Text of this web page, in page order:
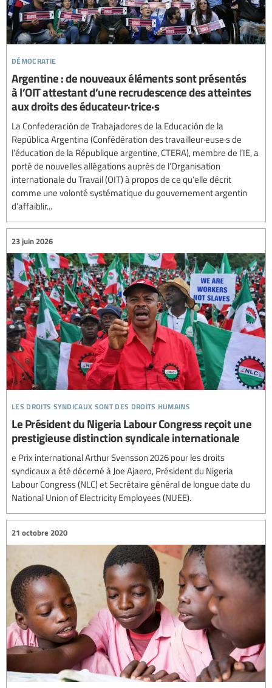
démocratie
Argentine : de nouveaux éléments sont présentés
à l’OIT attestant d’une recrudescence des atteintes
aux droits des éducateur·trice·s
La Confederación de Trabajadores de la Educación de la
República Argentina (Confédération des travailleur·euse·s de
l’éducation de la République argentine, CTERA), membre de l’IE, a
porté de nouvelles allégations auprès de l’Organisation
internationale du Travail (OIT) à propos de ce qu’elle décrit
comme une volonté systématique du gouvernement argentin
d’affaiblir...
les droits syndicaux sont des droits humains
23 juin 2026
Le Président du Nigeria Labour Congress reçoit une
prestigieuse distinction syndicale internationale
e Prix international Arthur Svensson 2026 pour les droits
syndicaux a été décerné à Joe Ajaero, Président du Nigeria
Labour Congress (NLC) et Secrétaire général de longue date du
National Union of Electricity Employees (NUEE).
21 octobre 2020